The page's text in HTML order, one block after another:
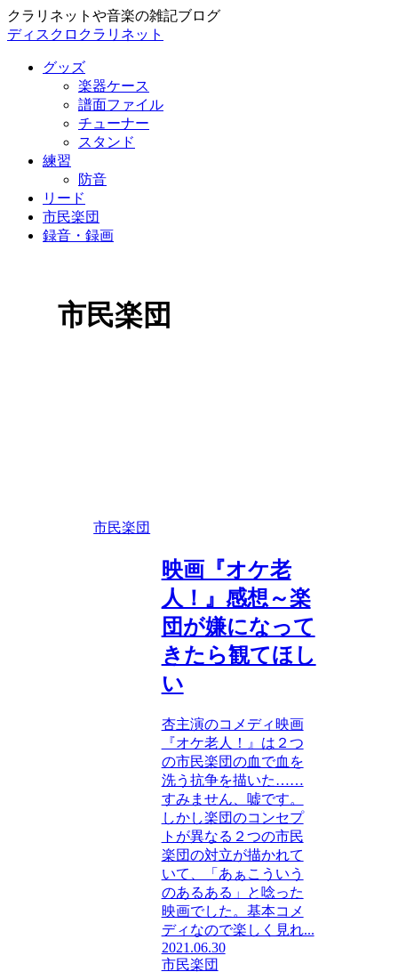
クラリネットや音楽の雑記ブログ
ディスクロクラリネット
グッズ
楽器ケース
譜面ファイル
チューナー
スタンド
練習
防音
リード
市民楽団
録音・録画
市民楽団
市民楽団
映画『オケ老
人！』感想～楽
団が嫌になって
きたら観てほし
い
杏主演のコメディ映画
『オケ老人！』は２つ
の市民楽団の血で血を
洗う抗争を描いた……
すみません、嘘です。
しかし楽団のコンセプ
トが異なる２つの市民
楽団の対立が描かれて
いて、「あぁこういう
のあるある」と唸った
映画でした。基本コメ
ディなので楽しく見れ...
2021.06.30
市民楽団